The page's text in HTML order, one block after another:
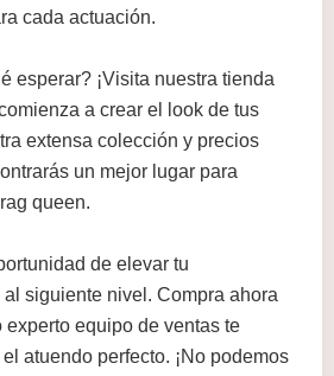
cada actuación.
esperar? ¡Visita nuestra tienda
a crear el look de tus
extensa colección y precios
un mejor lugar para
queen.
de elevar tu
siguiente nivel. Compra ahora
experto equipo de ventas te
atuendo perfecto. ¡No podemos